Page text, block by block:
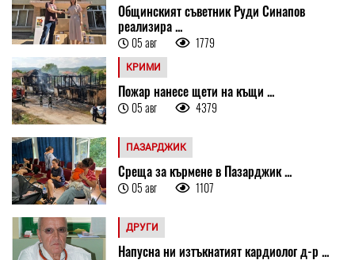
Общинският съветник Руди Синапов
реализира ...
05 авг 1779
КРИМИ
Пожар нанесе щети на къщи ...
05 авг 4379
ПАЗАРДЖИК
Среща за кърмене в Пазарджик ...
05 авг 1107
ДРУГИ
Напусна ни изтъкнатият кардиолог д-р ...